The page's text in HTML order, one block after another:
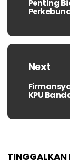
Penting
Next
Next
post:
KPU
TINGGALKAN